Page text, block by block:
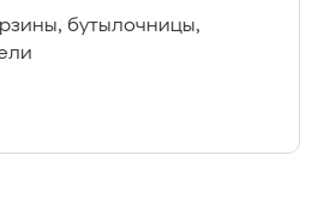
бутылочницы,